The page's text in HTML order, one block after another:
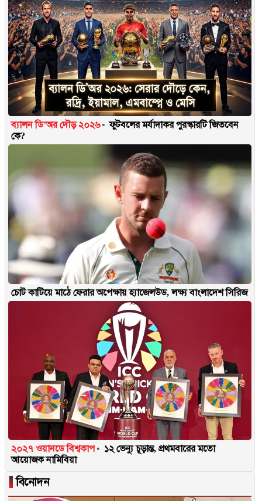
ব্যালন ডি’অর দৌড় ২০২৬
ফুটবলের মর্যাদাকর পুরস্কারটি জিতবেন
কে?
চোট কাটিয়ে মাঠে ফেরার অপেক্ষায় হ্যাজেলউড, লক্ষ্য বাংলাদেশ সিরিজ
২০২৭ ওয়ানডে বিশ্বকাপ
১২ ভেন্যু চূড়ান্ত, প্রথমবারের মতো
আয়োজক নামিবিয়া
▐বিনোদন